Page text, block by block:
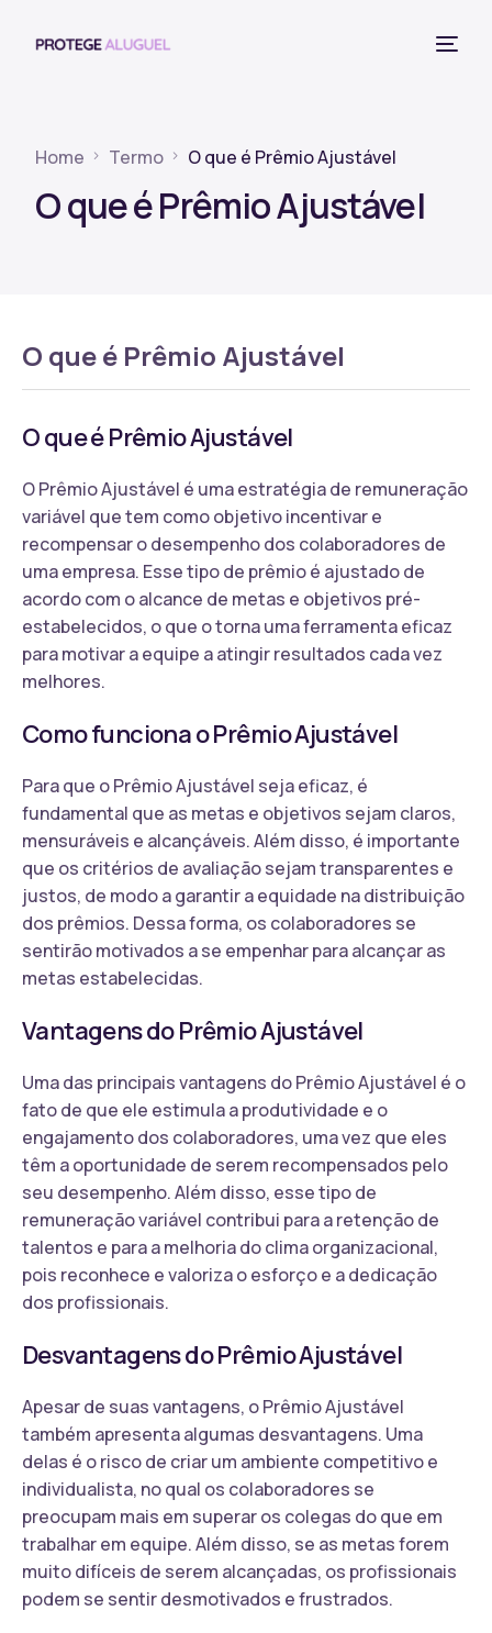
Home Termo O que é Prêmio Ajustável
O que é Prêmio Ajustável
O que é Prêmio Ajustável
O que é Prêmio Ajustável
O Prêmio Ajustável é uma estratégia de remuneração
variável que tem como objetivo incentivar e
recompensar o desempenho dos colaboradores de
uma empresa. Esse tipo de prêmio é ajustado de
acordo com o alcance de metas e objetivos pré-
estabelecidos, o que o torna uma ferramenta eficaz
para motivar a equipe a atingir resultados cada vez
melhores.
Como funciona o Prêmio Ajustável
Para que o Prêmio Ajustável seja eficaz, é
fundamental que as metas e objetivos sejam claros,
mensuráveis e alcançáveis. Além disso, é importante
que os critérios de avaliação sejam transparentes e
justos, de modo a garantir a equidade na distribuição
dos prêmios. Dessa forma, os colaboradores se
sentirão motivados a se empenhar para alcançar as
metas estabelecidas.
Vantagens do Prêmio Ajustável
Uma das principais vantagens do Prêmio Ajustável é o
fato de que ele estimula a produtividade e o
engajamento dos colaboradores, uma vez que eles
têm a oportunidade de serem recompensados pelo
seu desempenho. Além disso, esse tipo de
remuneração variável contribui para a retenção de
talentos e para a melhoria do clima organizacional,
pois reconhece e valoriza o esforço e a dedicação
dos profissionais.
Desvantagens do Prêmio Ajustável
Apesar de suas vantagens, o Prêmio Ajustável
também apresenta algumas desvantagens. Uma
delas é o risco de criar um ambiente competitivo e
individualista, no qual os colaboradores se
preocupam mais em superar os colegas do que em
trabalhar em equipe. Além disso, se as metas forem
muito difíceis de serem alcançadas, os profissionais
podem se sentir desmotivados e frustrados.